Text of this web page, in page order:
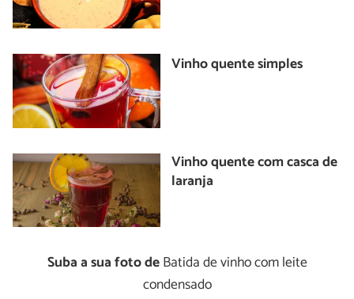
Vinho quente simples
Vinho quente com casca de
laranja
Suba a sua foto deBatida de vinho com leite
condensado